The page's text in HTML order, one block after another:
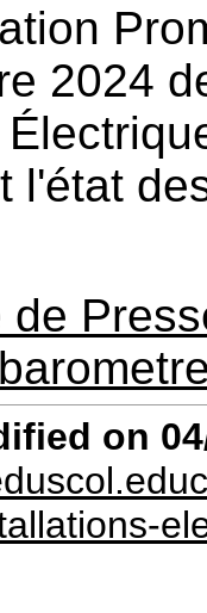
2024
l'état
de
on